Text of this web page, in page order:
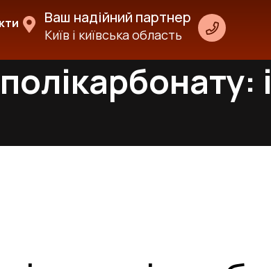
Ваш надійний партнер
Київ і київська область